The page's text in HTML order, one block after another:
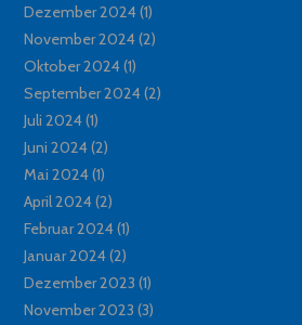
Dezember 2024(1)
November 2024(2)
Oktober 2024(1)
September 2024(2)
Juli 2024(1)
Juni 2024(2)
Mai 2024(1)
April 2024(2)
Februar 2024(1)
Januar 2024(2)
Dezember 2023 (1)
November 2023 (3)